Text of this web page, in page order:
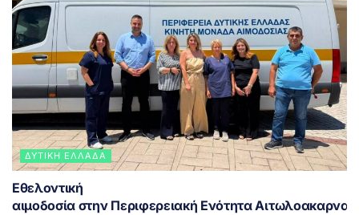
ΔΥΤΙΚΉ ΕΛΛΆΔΑ
Εθελοντική
αιμοδοσία στην Περιφερειακή Ενότητα